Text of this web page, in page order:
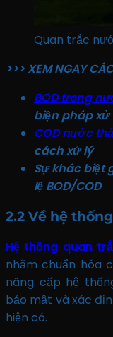
Quan trắc
>>> XEM NGAY
BOD trong
biện pháp xử
COD nước
cách xử lý
Sự khác biệt
lệ BOD/COD
2.2 Về hệ
Hệ thống quan
nhằm chuẩn hóa
nâng cấp hệ
bảo mật và xác
hiện có.